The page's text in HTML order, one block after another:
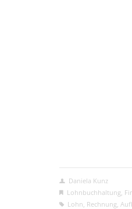
Daniela Kunz
Lohnbuchhaltung,
Lohn, Rechnung,